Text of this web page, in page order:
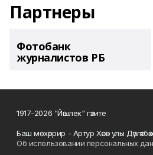
Партнеры
Фотобанк
журналистов РБ
1917-2026 "Йәшлек" гәзите
Баш мөхәррир - Артур Хәсән улы
Об использовании персональных